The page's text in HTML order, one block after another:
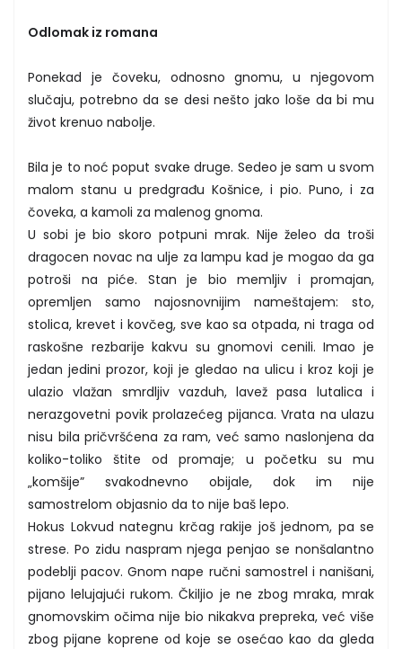
Odlomak iz romana
Ponekad je čoveku, odnosno gnomu, u njegovom
slučaju, potrebno da se desi nešto jako loše da bi mu
život krenuo nabolje.
Bila je to noć poput svake druge. Sedeo je sam u svom
malom stanu u predgrađu Košnice, i pio. Puno, i za
čoveka, a kamoli za malenog gnoma.
U sobi je bio skoro potpuni mrak. Nije želeo da troši
dragocen novac na ulje za lampu kad je mogao da ga
potroši na piće. Stan je bio memljiv i promajan,
opremljen samo najosnovnijim nameštajem: sto,
stolica, krevet i kovčeg, sve kao sa otpada, ni traga od
raskošne rezbarije kakvu su gnomovi cenili. Imao je
jedan jedini prozor, koji je gledao na ulicu i kroz koji je
ulazio vlažan smrdljiv vazduh, lavež pasa lutalica i
nerazgovetni povik prolazećeg pijanca. Vrata na ulazu
nisu bila pričvršćena za ram, već samo naslonjena da
koliko-toliko štite od promaje; u početku su mu
„komšije” svakodnevno obijale, dok im nije
samostrelom objasnio da to nije baš lepo.
Hokus Lokvud nategnu krčag rakije još jednom, pa se
strese. Po zidu naspram njega penjao se nonšalantno
podeblji pacov. Gnom nape ručni samostrel i nanišani,
pijano lelujajući rukom. Čkiljio je ne zbog mraka, mrak
gnomovskim očima nije bio nikakva prepreka, već više
zbog pijane koprene od koje se osećao kao da gleda